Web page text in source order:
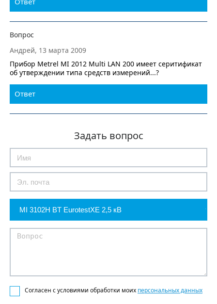
Вопрос
Андрей, 13 марта 2009
Прибор Metrel MI 2012 Multi LAN 200 имеет серитификат
об утверждении типа средств измерений...?
Ответ
Задать вопрос
Согласен с условиями обработки моих персональных данных